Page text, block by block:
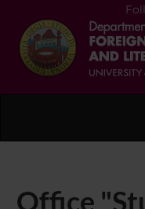
Office